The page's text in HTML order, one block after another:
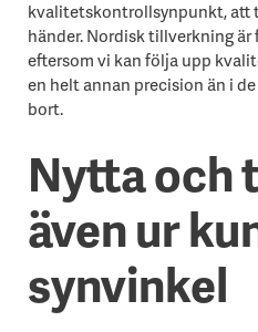
kvalitetskontrollsynpunkt, att
händer. Nordisk tillverkning
eftersom vi kan följa upp
en helt annan precision än i
bort.
Nytta och
även ur
synvinkel